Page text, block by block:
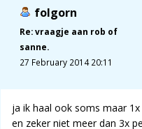
folgorn
Re: vraagje aan rob of
sanne.
27 February 2014 20:11
ja ik haal ook soms maar
en zeker niet meer dan 3x